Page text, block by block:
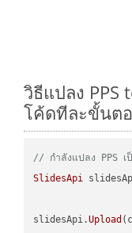
วิธีแปลง PPS
โค้ดทีละขั้นต
// กำลังแปลง PPS เป็
SlidesApi
slidesApi.Upload